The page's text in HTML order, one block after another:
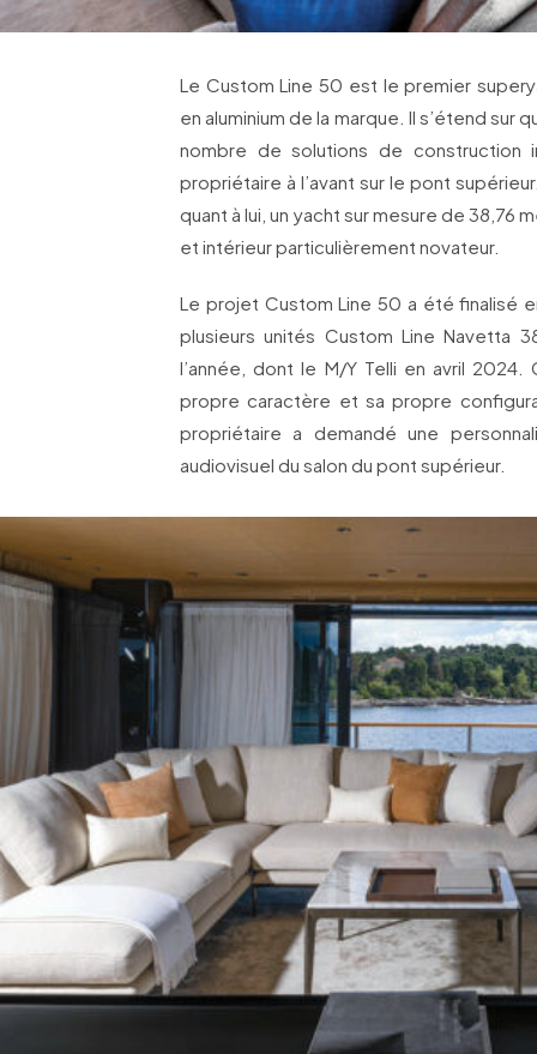
Le Custom Line 50 est le premier
en aluminium de la marque. Il s’étend sur
nombre de solutions de construction
propriétaire à l’avant sur le pont
quant à lui, un yacht sur mesure de 38,76
et intérieur particulièrement novateur.
Le projet Custom Line 50 a été finalisé
plusieurs unités Custom Line Navetta
l’année, dont le M/Y Telli en avril
propre caractère et sa propre
propriétaire a demandé une
audiovisuel du salon du pont supérieur.